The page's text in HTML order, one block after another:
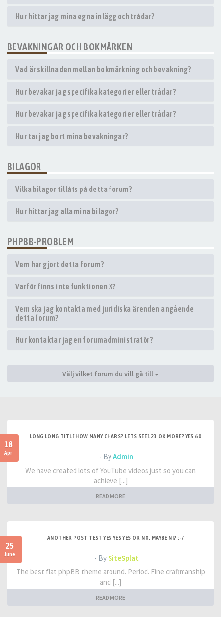
Hur hittar jag mina egna inlägg och trådar?
BEVAKNINGAR OCH BOKMÄRKEN
Vad är skillnaden mellan bokmärkning och bevakning?
Hur bevakar jag specifika kategorier eller trådar?
Hur bevakar jag specifika kategorier eller trådar?
Hur tar jag bort mina bevakningar?
BILAGOR
Vilka bilagor tillåts på detta forum?
Hur hittar jag alla mina bilagor?
PHPBB-PROBLEM
Vem har gjort detta forum?
Varför finns inte funktionen X?
Vem ska jag kontakta med juridiska ärenden angående
detta forum?
Hur kontaktar jag en forumadministratör?
Välj vilket forum du vill gå till
18
Apr
LONG LONG TITLE HOW MANY CHARS? LETS SEE 123 OK MORE? YES 60
- ByAdmin
We have created lots of YouTube videos just so you can
achieve [...]
READ MORE
25
June
ANOTHER POST TEST YES YES YES OR NO, MAYBE NI? :-/
- BySiteSplat
The best flat phpBB theme around. Period. Fine craftmanship
and [...]
READ MORE